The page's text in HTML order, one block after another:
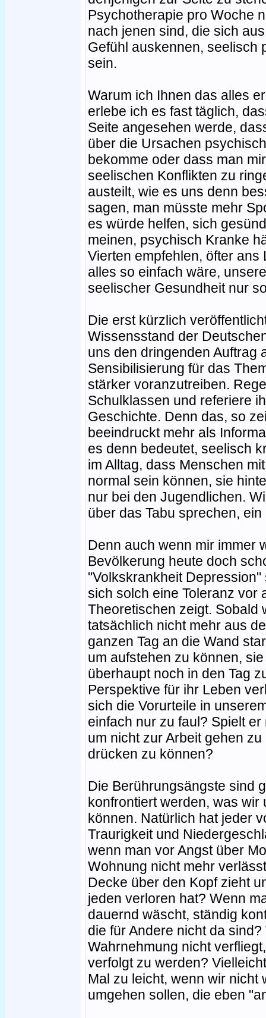
Psychotherapie pro Woche
nach jenen sind, die sich
Gefühl auskennen, seelisch
sein.
Warum ich Ihnen das alles
erlebe ich es fast täglich,
Seite angesehen werde,
über die Ursachen
bekomme oder dass man
seelischen Konflikten zu
austeilt, wie es uns denn
sagen, man müsste mehr
es würde helfen, sich
meinen, psychisch Kranke
Vierten empfehlen, öfter
alles so einfach wäre,
seelischer Gesundheit nur
Die erst kürzlich
Wissensstand der
uns den dringenden Auftrag
Sensibilisierung für das
stärker voranzutreiben.
Schulklassen und referiere
Geschichte. Denn das, so
beeindruckt mehr als
es denn bedeutet, seelisch
im Alltag, dass Menschen
normal sein können, sie
nur bei den Jugendlichen.
über das Tabu sprechen,
Denn auch wenn mir immer
Bevölkerung heute doch
"Volkskrankheit
sich solch eine Toleranz vor
Theoretischen zeigt. Sobald
tatsächlich nicht mehr aus
ganzen Tag an die Wand
um aufstehen zu können,
überhaupt noch in den Tag
Perspektive für ihr Leben
sich die Vorurteile in
einfach nur zu faul? Spielt
um nicht zur Arbeit gehen
drücken zu können?
Die Berührungsängste sind
konfrontiert werden, was
können. Natürlich hat jeder
Traurigkeit und
wenn man vor Angst über
Wohnung nicht mehr
Decke über den Kopf zieht
jeden verloren hat? Wenn
dauernd wäscht, ständig
die für Andere nicht da
Wahrnehmung nicht
verfolgt zu werden?
Mal zu leicht, wenn wir nicht
umgehen sollen, die eben